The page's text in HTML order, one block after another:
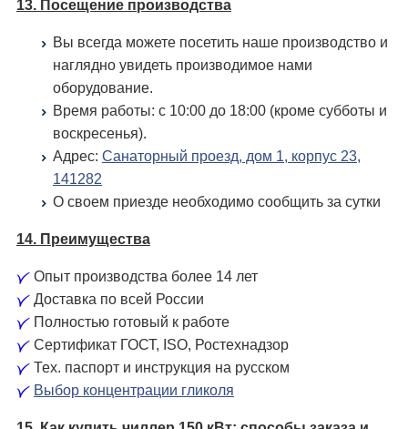
13. Посещение производства
Вы всегда можете посетить наше производство и
наглядно увидеть производимое нами
оборудование.
Время работы: c 10:00 до 18:00 (кроме субботы и
воскресенья).
Адрес: Санаторный проезд, дом 1, корпус 23,
141282
О своем приезде необходимо сообщить за сутки
14. Преимущества
Опыт производства более 14 лет
Доставка по всей России
Полностью готовый к работе
Сертификат ГОСТ, ISO, Ростехнадзор
Тех. паспорт и инструкция на русском
Выбор концентрации гликоля